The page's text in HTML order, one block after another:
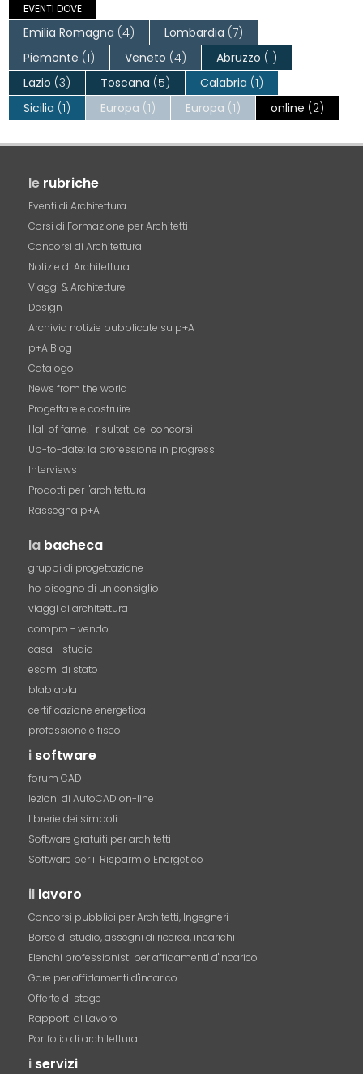
EVENTI DOVE
Emilia Romagna (4) Lombardia (7)
Piemonte (1) Veneto (4) Abruzzo (1)
Lazio (3) Toscana (5) Calabria (1)
Sicilia (1) Europa (1) Europa (1) online (2)
le rubriche
Eventi di Architettura
Corsi di Formazione per Architetti
Concorsi di Architettura
Notizie di Architettura
Viaggi & Architetture
Design
Archivio notizie pubblicate su p+A
p+A Blog
Catalogo
News from the world
Progettare e costruire
Hall of fame. i risultati dei concorsi
Up-to-date: la professione in progress
Interviews
Prodotti per l'architettura
Rassegna p+A
la bacheca
gruppi di progettazione
ho bisogno di un consiglio
viaggi di architettura
compro - vendo
casa - studio
esami di stato
blablabla
certificazione energetica
professione e fisco
i software
forum CAD
lezioni di AutoCAD on-line
librerie dei simboli
Software gratuiti per architetti
Software per il Risparmio Energetico
il lavoro
Concorsi pubblici per Architetti, Ingegneri
Borse di studio, assegni di ricerca, incarichi
Elenchi professionisti per affidamenti d'incarico
Gare per affidamenti d'incarico
Offerte di stage
Rapporti di Lavoro
Portfolio di architettura
i servizi